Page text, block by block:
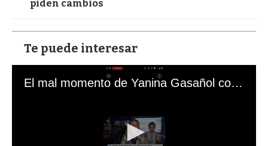
piden cambios
Te puede interesar
El mal momento de Yanina Gasañol con un hincha argentino en "Subrayado"